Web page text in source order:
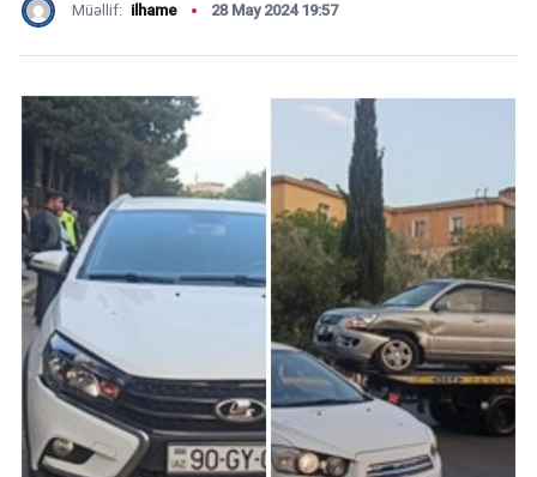
Müəllif: ilhame 28 May 2024 19:57